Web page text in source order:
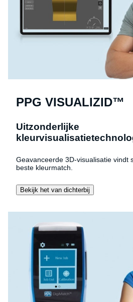
PPG VISUALIZID™
Uitzonderlijke
Geavanceerde 3D-visualisatie vindt
beste kleurmatch.
Bekijk het van dichterbij